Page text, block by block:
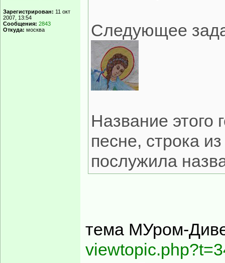
Зарегистрирован: 11 окт
2007, 13:54
Сообщения: 2843
Откуда: москва Следующее
Название этого
песне, строка
послужила
тема МУром-